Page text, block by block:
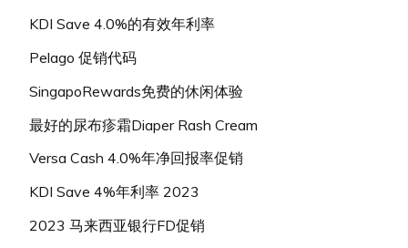
KDI Save 4.0%的有效年利率
Pelago 促销代码
SingapoRewards免费的休闲体验
最好的尿布疹霜Diaper Rash Cream
Versa Cash 4.0%年净回报率促销
KDI Save 4%年利率 2023
2023 马来西亚银行FD促销